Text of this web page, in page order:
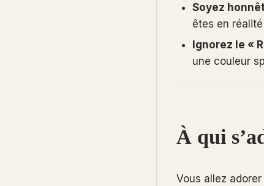
Soyez
êtes en réalité
Ignorez le «
une couleur
À qui
Vous allez adorer